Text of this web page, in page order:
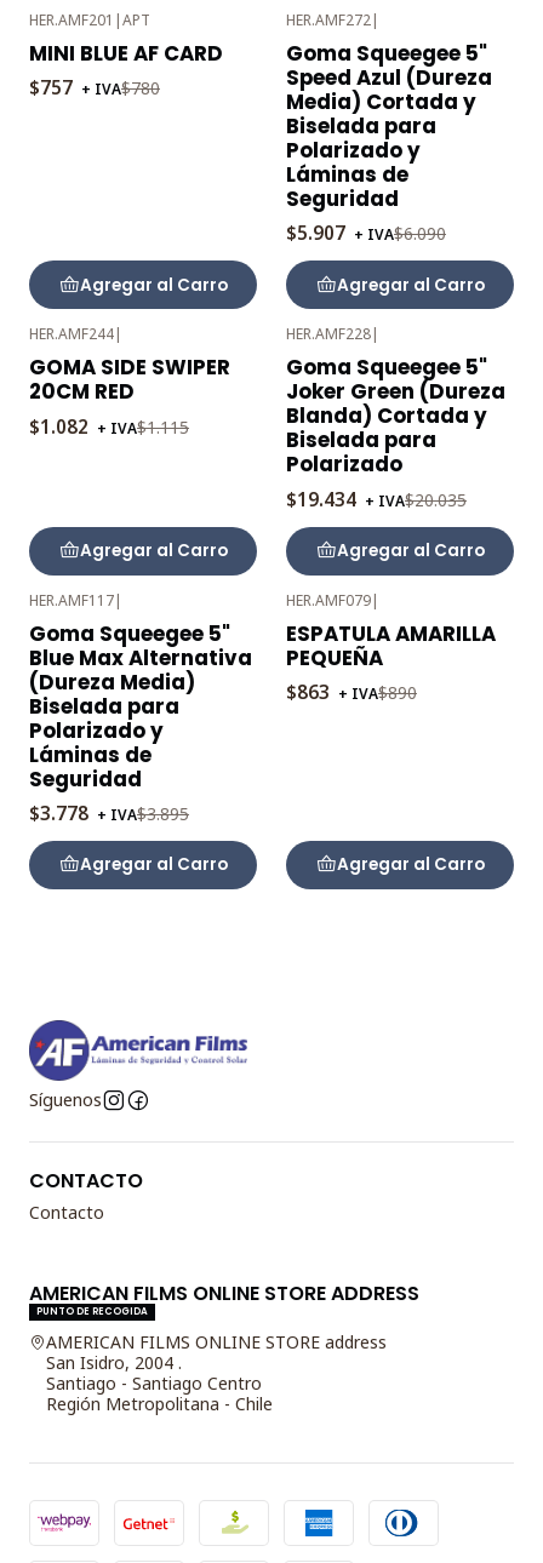
-3%
OFF
HER.AMF201 |APT
MINI BLUE AF CARD
$757 + IVA$780
Agregar al Carro
OFF
HER.AMF272|
Goma Squeegee 5"
Speed Azul (Dureza
Media) Cortada y
Biselada para
Polarizado y
Láminas de
Seguridad
$5.907 + IVA$6.090
Agregar al Carro
-3%
OFF
HER.AMF244|
GOMA SIDE SWIPER
20CM RED
$1.082 + IVA$1.115
Agregar al Carro
-3%
OFF
HER.AMF228|
Goma Squeegee 5"
Joker Green (Dureza
Blanda) Cortada y
Biselada para
Polarizado
$19.434 + IVA$20.035
Agregar al Carro
OFF
HER.AMF117|
Goma Squeegee 5"
Blue Max Alternativa
(Dureza Media)
Biselada para
Polarizado y
Láminas de
Seguridad
$3.778 + IVA$3.895
Agregar al Carro
-3%
OFF
HER.AMF079|
ESPATULA AMARILLA
PEQUEÑA
$863 + IVA$890
Agregar al Carro
Síguenos
CONTACTO
Contacto
AMERICAN FILMS ONLINE STORE ADDRESS
PUNTO DE RECOGIDA
AMERICAN FILMS ONLINE STORE address
San Isidro, 2004 .
Santiago - Santiago Centro
Región Metropolitana - Chile